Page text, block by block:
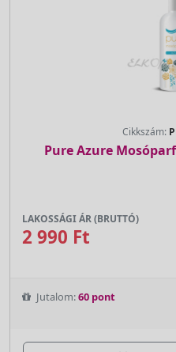
Cikkszám:
Pure Azure
LAKOSSÁGI ÁR (BRUTTÓ)
2 990 Ft
Jutalom:60 pont